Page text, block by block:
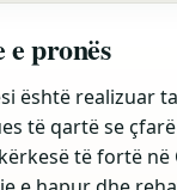
pronës
është realizuar
të qartë se
të fortë në